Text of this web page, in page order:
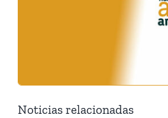
Noticias relacionadas